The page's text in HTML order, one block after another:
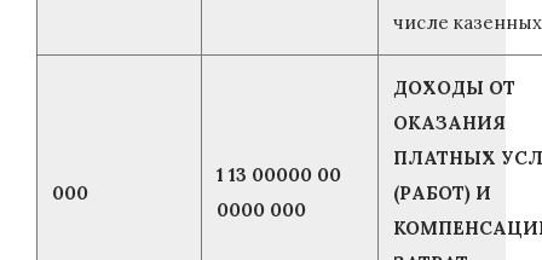
числе
000
1 13 00000 00
0000 000
ДОХОДЫ ОТ
ОКАЗАНИЯ
ПЛАТНЫХ
(РАБОТ) И